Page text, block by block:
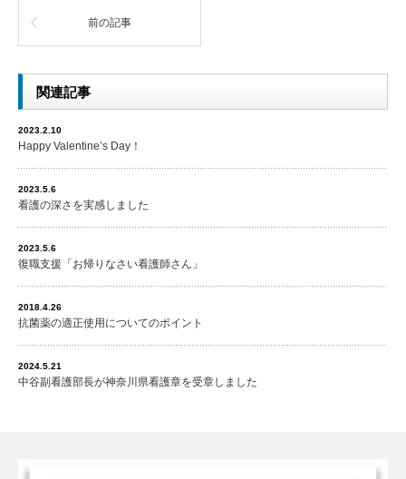
前の記事
関連記事
2023.2.10
Happy Valentine’s Day！
2023.5.6
看護の深さを実感しました
2023.5.6
復職支援「お帰りなさい看護師さん」
2018.4.26
抗菌薬の適正使用についてのポイント
2024.5.21
中谷副看護部長が神奈川県看護章を受章しました